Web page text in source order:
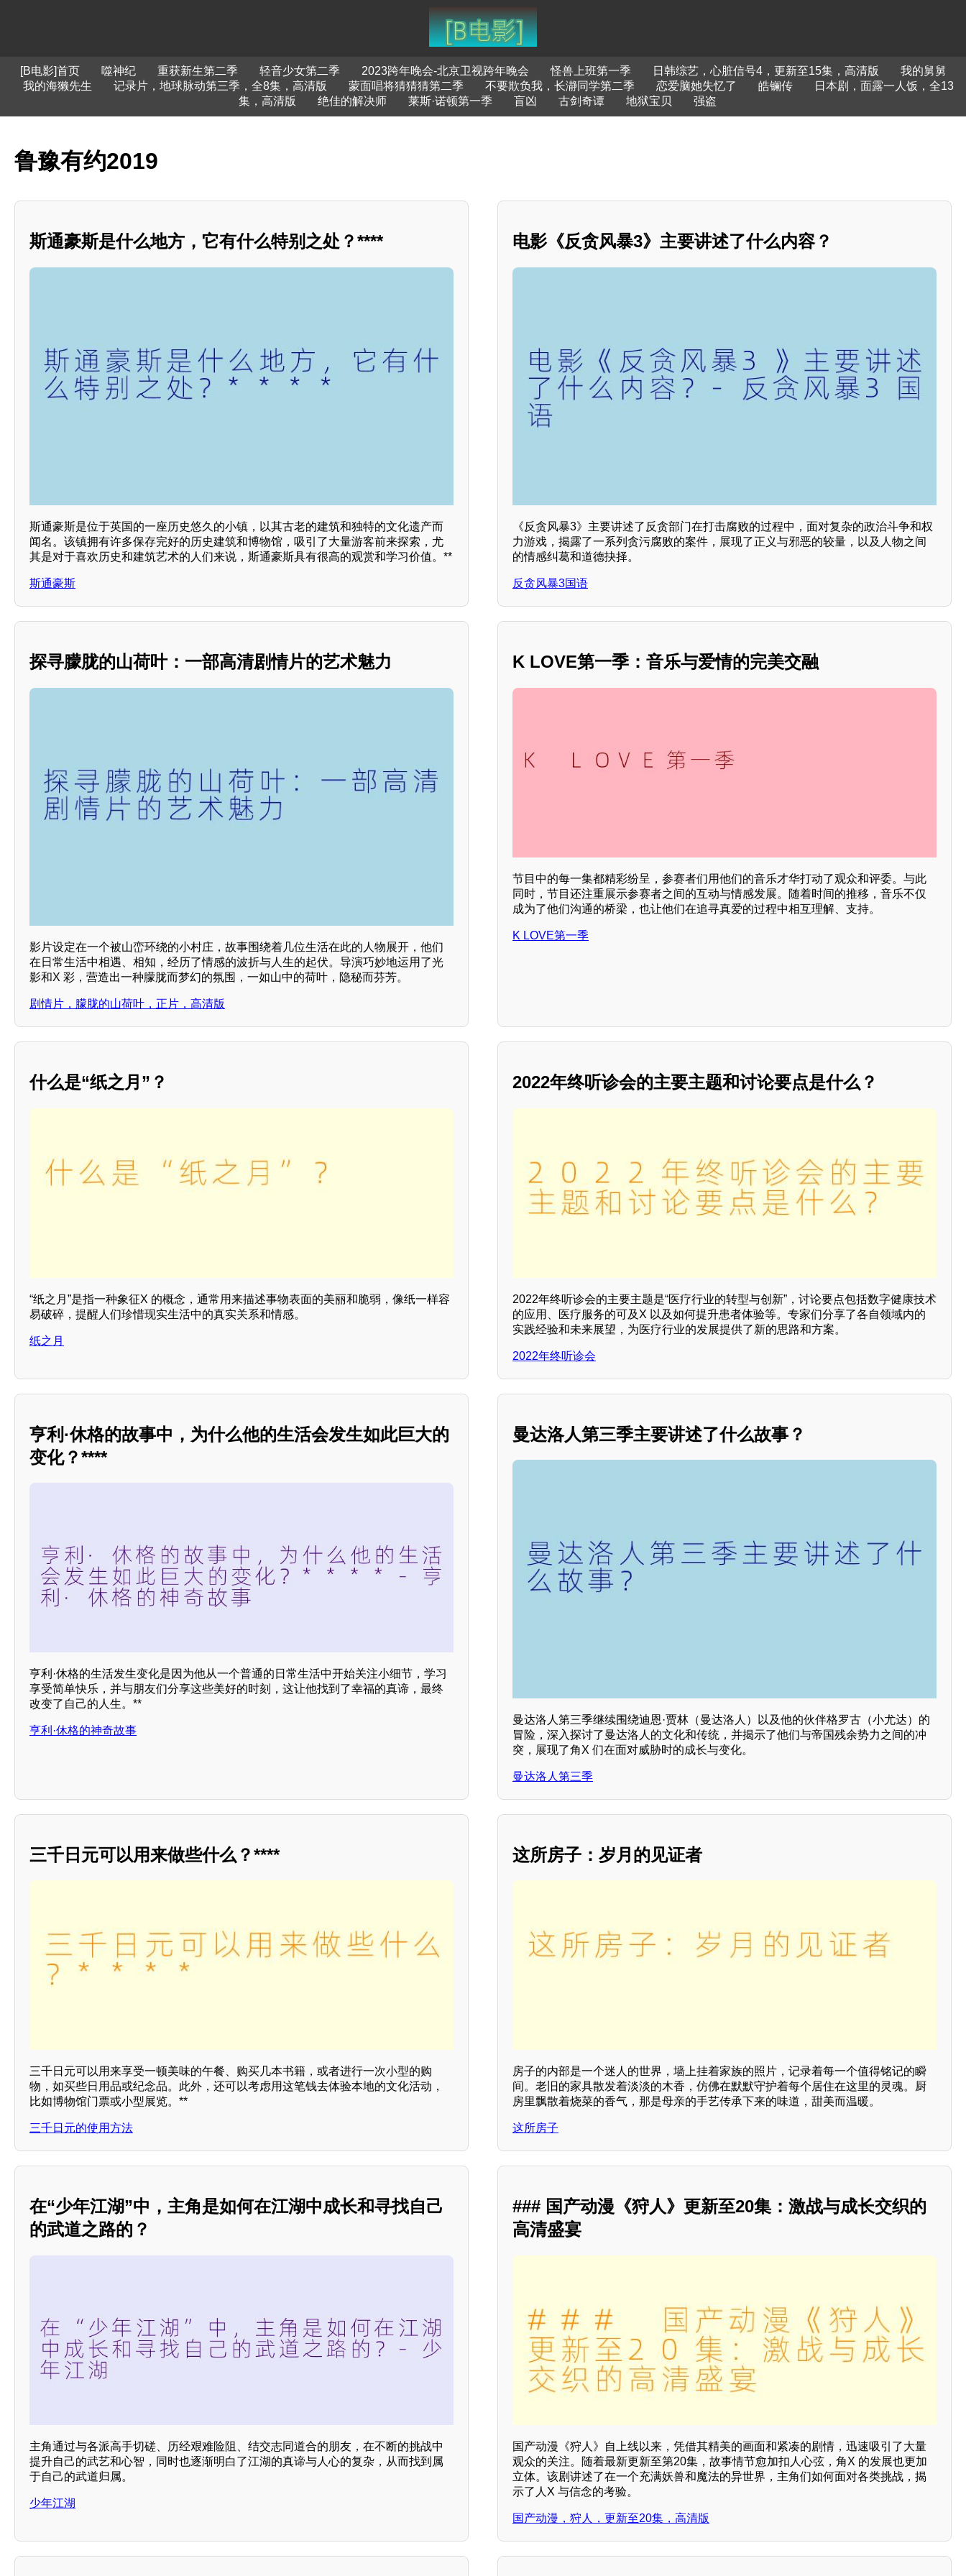
[B电影]首页 噬神纪 重获新生第二季 轻音少女第二季 2023跨年晚会-北京卫视跨年晚会 怪兽上班第一季 日韩综艺，心脏信号4，更新至15集，高清版
我的舅舅
我的海獭先生
记录片，地球脉动第三季，全8集，高清版 蒙面唱将猜猜猜第二季 不要欺负我，长瀞同学第二季 恋爱脑她失忆了 皓镧传
日本剧，面露一人饭，全13
集，高清版
绝佳的解决师 莱斯·诺顿第一季 盲凶 古剑奇谭 地狱宝贝 强盗
鲁豫有约2019
斯通豪斯是什么地方，它有什么特别之处？****
斯通豪斯是位于英国的一座历史悠久的小镇，以其古老的建筑和独特的文化遗产而
闻名。该镇拥有许多保存完好的历史建筑和博物馆，吸引了大量游客前来探索，尤
其是对于喜欢历史和建筑艺术的人们来说，斯通豪斯具有很高的观赏和学习价值。**
斯通豪斯
电影《反贪风暴3》主要讲述了什么内容？
《反贪风暴3》主要讲述了反贪部门在打击腐败的过程中，面对复杂的政治斗争和权
力游戏，揭露了一系列贪污腐败的案件，展现了正义与邪恶的较量，以及人物之间
的情感纠葛和道德抉择。
反贪风暴3国语
探寻朦胧的山荷叶：一部高清剧情片的艺术魅力
影片设定在一个被山峦环绕的小村庄，故事围绕着几位生活在此的人物展开，他们
在日常生活中相遇、相知，经历了情感的波折与人生的起伏。导演巧妙地运用了光
影和X 彩，营造出一种朦胧而梦幻的氛围，一如山中的荷叶，隐秘而芬芳。
剧情片，朦胧的山荷叶，正片，高清版
K LOVE第一季：音乐与爱情的完美交融
节目中的每一集都精彩纷呈，参赛者们用他们的音乐才华打动了观众和评委。与此
同时，节目还注重展示参赛者之间的互动与情感发展。随着时间的推移，音乐不仅
成为了他们沟通的桥梁，也让他们在追寻真爱的过程中相互理解、支持。
K LOVE第一季
什么是“纸之月”？
“纸之月”是指一种象征X 的概念，通常用来描述事物表面的美丽和脆弱，像纸一样容
易破碎，提醒人们珍惜现实生活中的真实关系和情感。
纸之月
2022年终听诊会的主要主题和讨论要点是什么？
2022年终听诊会的主要主题是“医疗行业的转型与创新”，讨论要点包括数字健康技术
的应用、医疗服务的可及X 以及如何提升患者体验等。专家们分享了各自领域内的
实践经验和未来展望，为医疗行业的发展提供了新的思路和方案。
2022年终听诊会
亨利·休格的故事中，为什么他的生活会发生如此巨大的
变化？****
亨利·休格的生活发生变化是因为他从一个普通的日常生活中开始关注小细节，学习
享受简单快乐，并与朋友们分享这些美好的时刻，这让他找到了幸福的真谛，最终
改变了自己的人生。**
亨利·休格的神奇故事
曼达洛人第三季主要讲述了什么故事？
曼达洛人第三季继续围绕迪恩·贾林（曼达洛人）以及他的伙伴格罗古（小尤达）的
冒险，深入探讨了曼达洛人的文化和传统，并揭示了他们与帝国残余势力之间的冲
突，展现了角X 们在面对威胁时的成长与变化。
曼达洛人第三季
三千日元可以用来做些什么？****
三千日元可以用来享受一顿美味的午餐、购买几本书籍，或者进行一次小型的购
物，如买些日用品或纪念品。此外，还可以考虑用这笔钱去体验本地的文化活动，
比如博物馆门票或小型展览。**
三千日元的使用方法
这所房子：岁月的见证者
房子的内部是一个迷人的世界，墙上挂着家族的照片，记录着每一个值得铭记的瞬
间。老旧的家具散发着淡淡的木香，仿佛在默默守护着每个居住在这里的灵魂。厨
房里飘散着烧菜的香气，那是母亲的手艺传承下来的味道，甜美而温暖。
这所房子
在“少年江湖”中，主角是如何在江湖中成长和寻找自己
的武道之路的？
主角通过与各派高手切磋、历经艰难险阻、结交志同道合的朋友，在不断的挑战中
提升自己的武艺和心智，同时也逐渐明白了江湖的真谛与人心的复杂，从而找到属
于自己的武道归属。
少年江湖
### 国产动漫《狩人》更新至20集：激战与成长交织的
高清盛宴
国产动漫《狩人》自上线以来，凭借其精美的画面和紧凑的剧情，迅速吸引了大量
观众的关注。随着最新更新至第20集，故事情节愈加扣人心弦，角X 的发展也更加
立体。该剧讲述了在一个充满妖兽和魔法的异世界，主角们如何面对各类挑战，揭
示了人X 与信念的考验。
国产动漫，狩人，更新至20集，高清版